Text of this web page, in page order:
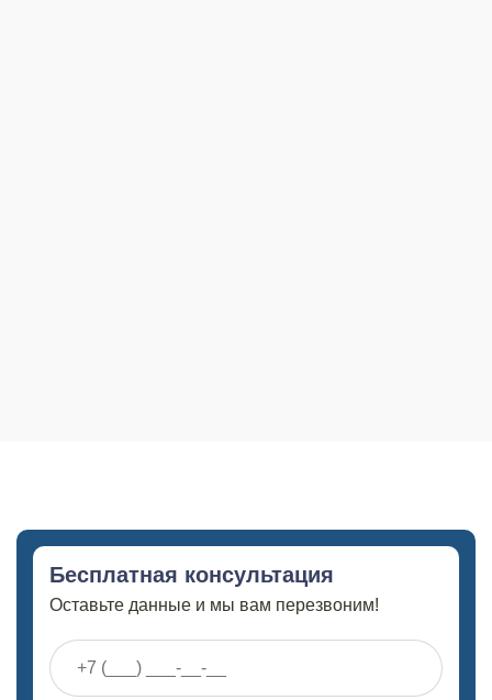
Бесплатная консультация
Оставьте данные и мы вам перезвоним!